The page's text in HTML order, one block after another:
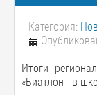
Категория:
Итоги
«Биатлон - в